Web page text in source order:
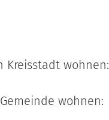
Kreisstadt wohnen:
wohnen: